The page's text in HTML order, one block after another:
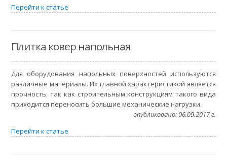
Перейти к статье
Плитка ковер напольная
Для оборудования напольных поверхностей используются
различные материалы. Их главной характеристикой является
прочность, так как строительным конструкциям такого вида
приходится переносить большие механические нагрузки.
опубликовано: 06.09.2017 г.
Перейти к статье